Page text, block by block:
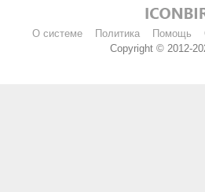
О системе Политика Помощь
Copyright © 2012-